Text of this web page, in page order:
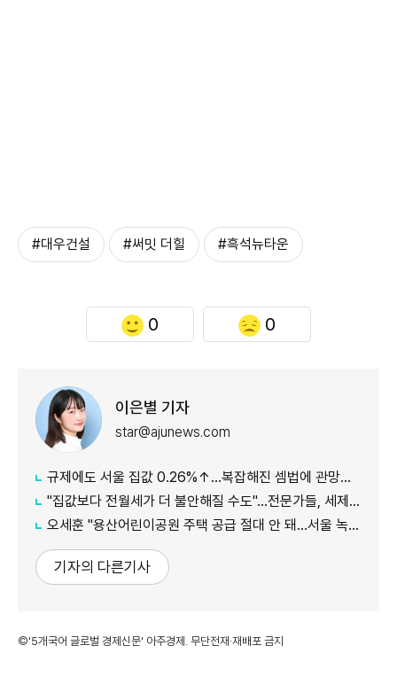
#대우건설 #써밋 더힐 #흑석뉴타운
0 0
이은별 기자
star@ajunews.com
규제에도 서울 집값 0.26%↑…복잡해진 셈법에 관망세 장기화되나
"집값보다 전월세가 더 불안해질 수도"…전문가들, 세제개편안 부작용 우려
오세훈 "용산어린이공원 주택 공급 절대 안 돼…서울 녹지 지켜야"
기자의 다른기사
©'5개국어 글로벌 경제신문' 아주경제. 무단전재·재배포 금지